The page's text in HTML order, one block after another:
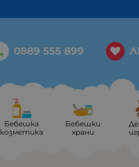
0889 555 899
Бебешка
козметика
Бебешки
храни